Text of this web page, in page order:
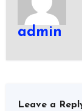
admin
Leave a